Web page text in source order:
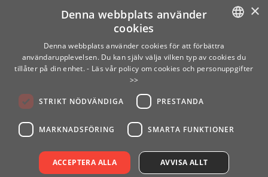
SWEDISH
×
Denna webbplats använder
cookies
Denna webbplats använder cookies för att förbättra
användarupplevelsen. Du kan själv välja vilken typ av cookies du
tillåter på din enhet. - Läs vår policy om cookies och personuppgifter
>>
STRIKT NÖDVÄNDIGA PRESTANDA
MARKNADSFÖRING SMARTA FUNKTIONER
ACCEPTERA ALLA AVVISA ALLT